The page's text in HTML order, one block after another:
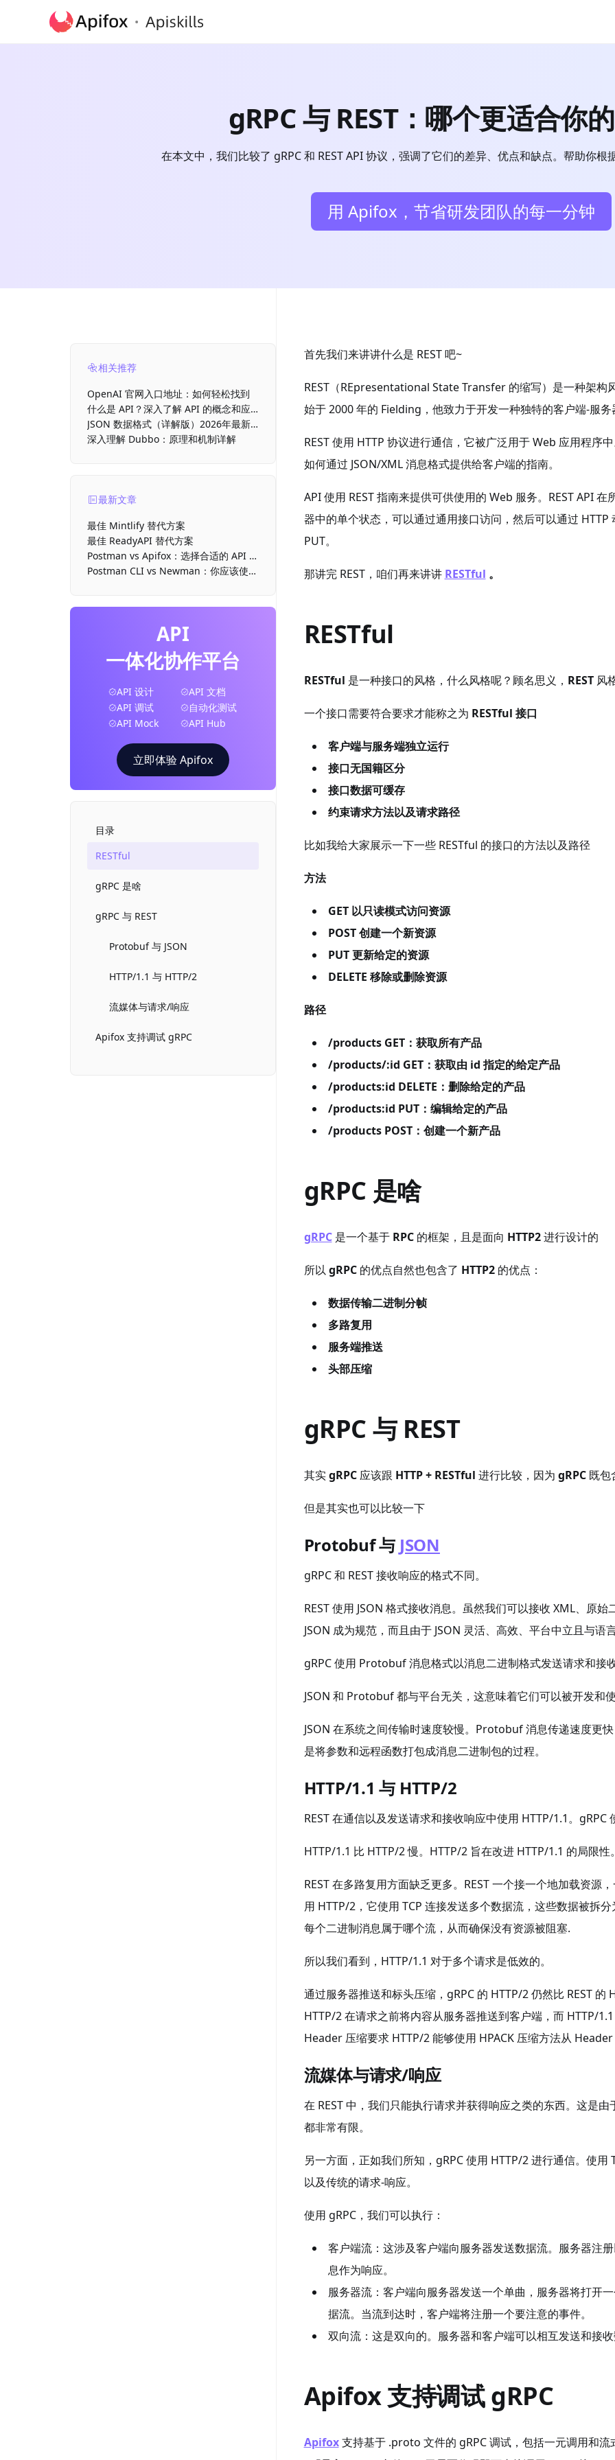
gRPC 与 REST：哪个更适合你
在本文中，我们比较了 gRPC 和 REST API 协议，强调了它们的差异、优点和缺点。帮助你根
用 Apifox，节省研发团队的每一分钟
相关推荐
OpenAI 官网入口地址：如何轻松找到
什么是 API？深入了解 API 的概念和应
用
JSON 数据格式（详解版）2026年最新
介绍
深入理解 Dubbo：原理和机制详解
最新文章
最佳 Mintlify 替代方案
最佳 ReadyAPI 替代方案
Postman vs Apifox：选择合适的 API 开
发工具
Postman CLI vs Newman：你应该使用
API
一体化协作平台
API 设计
API 文档
API 调试
自动化测试
API Mock
API Hub
立即体验 Apifox
目录
RESTful
gRPC 是啥
gRPC 与 REST
Protobuf 与 JSON
HTTP/1.1 与 HTTP/2
流媒体与请求/响应
Apifox 支持调试 gRPC
首先我们来讲讲什么是 REST 吧~
REST（REpresentational State Transfer 的缩写）是一种架构
始于 2000 年的 Fielding，他致力于开发一种独特的客户端-服
REST 使用 HTTP 协议进行通信，它被广泛用于 Web 应用程序
如何通过 JSON/XML 消息格式提供给客户端的指南。
API 使用 REST 指南来提供可供使用的 Web 服务。REST API
器中的单个状态，可以通过通用接口访问，然后可以通过 HTTP
PUT。
那讲完 REST，咱们再来讲讲 RESTful 。
RESTful
RESTful 是一种接口的风格，什么风格呢？顾名思义， REST风
一个接口需要符合要求才能称之为 RESTful 接口
客户端与服务端独立运行
接口无国籍区分
接口数据可缓存
约束请求方法以及请求路径
比如我给大家展示一下一些 RESTful 的接口的方法以及路径
方法
GET 以只读模式访问资源
POST 创建一个新资源
PUT 更新给定的资源
DELETE 移除或删除资源
路径
/products GET：获取所有产品
/products/:id GET：获取由 id 指定的给定产品
/products:id DELETE：删除给定的产品
/products:id PUT：编辑给定的产品
/products POST：创建一个新产品
gRPC 是啥
gRPC是一个基于 RPC的框架，且是面向 HTTP2进行设计的
所以 gRPC的优点自然也包含了 HTTP2的优点：
数据传输二进制分帧
多路复用
服务端推送
头部压缩
gRPC 与 REST
其实gRPC应该跟 HTTP + RESTful 进行比较，因为 gRPC既包
但是其实也可以比较一下
Protobuf 与 JSON
gRPC 和 REST 接收响应的格式不同。
REST 使用 JSON 格式接收消息。虽然我们可以接收 XML、原
JSON 成为规范，而且由于 JSON 灵活、高效、平台中立且与语
gRPC 使用 Protobuf 消息格式以消息二进制格式发送请求和接
JSON 和 Protobuf 都与平台无关，这意味着它们可以被开发和
JSON 在系统之间传输时速度较慢。Protobuf 消息传递速度更
是将参数和远程函数打包成消息二进制包的过程。
HTTP/1.1 与 HTTP/2
REST 在通信以及发送请求和接收响应中使用 HTTP/1.1。
HTTP/1.1 比 HTTP/2 慢。HTTP/2 旨在改进 HTTP/1.1 的局限
REST 在多路复用方面缺乏更多。REST 一个接一个地加载资源
用 HTTP/2，它使用 TCP 连接发送多个数据流，这些数据被拆
每个二进制消息属于哪个流，从而确保没有资源被阻塞.
所以我们看到，HTTP/1.1 对于多个请求是低效的。
通过服务器推送和标头压缩，gRPC 的 HTTP/2 仍然比 REST
HTTP/2 在请求之前将内容从服务器推送到客户端，而 HTTP/
Header 压缩要求 HTTP/2 能够使用 HPACK 压缩方法从
流媒体与请求/响应
在 REST 中，我们只能执行请求并获得响应之类的东西。这是
都非常有限。
另一方面，正如我们所知，gRPC 使用 HTTP/2 进行通信。使
以及传统的请求-响应。
使用 gRPC，我们可以执行：
客户端流：这涉及客户端向服务器发送数据流。服务器注
息作为响应。
服务器流：客户端向服务器发送一个单曲，服务器将打开
据流。当流到达时，客户端将注册一个要注意的事件。
双向流：这是双向的。服务器和客户端可以相互发送和接
Apifox 支持调试 gRPC
Apifox支持基于 .proto 文件的 gRPC 调试，包括一元调用和流